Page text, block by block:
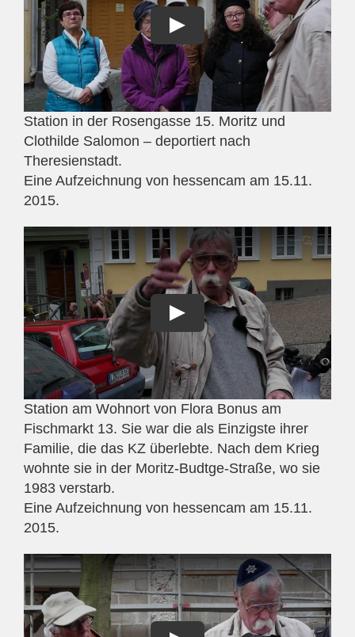
Station in der Rosengasse 15. Moritz und
Clothilde Salomon – deportiert nach
Theresienstadt.
Eine Aufzeichnung von hessencam am 15.11.
2015.
Station am Wohnort von Flora Bonus am
Fischmarkt 13. Sie war die als Einzigste ihrer
Familie, die das KZ überlebte. Nach dem Krieg
wohnte sie in der Moritz-Budtge-Straße, wo sie
1983 verstarb.
Eine Aufzeichnung von hessencam am 15.11.
2015.